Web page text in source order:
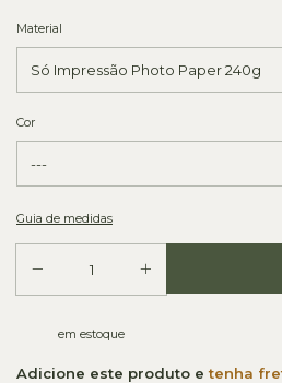
Material
Cor
Guia de medidas
em estoque
Adicione este produto etenha